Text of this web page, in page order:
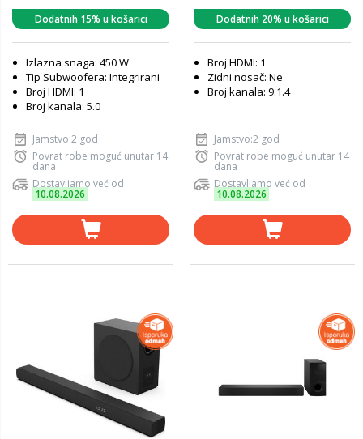
Dodatnih 15% u košarici
Izlazna snaga: 450 W
Tip Subwoofera: Integrirani
Broj HDMI: 1
Broj kanala: 5.0
Jamstvo:2 god
Povrat robe moguć unutar 14
dana
Dostavljamo već od
10.08.2026
Dodatnih 20% u košarici
Broj HDMI: 1
Zidni nosač: Ne
Broj kanala: 9.1.4
Jamstvo:2 god
Povrat robe moguć unutar 14
dana
Dostavljamo već od
10.08.2026